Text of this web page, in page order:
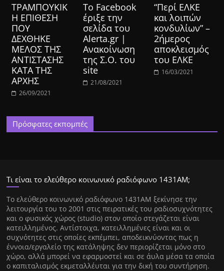
ΤΡΑΜΠΟΥΚΙΚ
Η ΕΠΙΘΕΣΗ
ΠΟΥ
ΔΕΧΘΗΚΕ
ΜΕΛΟΣ ΤΗΣ
ΑΝΤΙΣΤΑΣΗΣ
ΚΑΤΑ ΤΗΣ
ΑΡΧΗΣ
26/09/2021
Το Facebook
έριξε την
σελίδα του
Alerta.gr |
Ανακοίνωση
της Σ.Ο. του
site
21/08/2021
“Περί ΕΛΚΕ
και λοιπών
κονδυλίων” –
2ήμερος
αποκλεισμός
του ΕΛΚΕ
16/03/2021
Πρόσφατες εκπομπές
Τι είναι το ελεύθερο κοινωνικό ραδιόφωνο 1431ΑΜ;
Tο ελεύθερο κοινωνικό ραδιόφωνο 1431AM ξεκίνησε την
λειτουργία του το 2001 στις πειρατικές του ραδιοσυχνότητες
και ο φυσικός χώρος (studio) στον οποίο στεγάζεται είναι
κατειλλημένος. Αντίστοιχα, κατειλλημένες είναι και οι
συχνότητες στις οποίες εκπέμπει, αποδεικνύοντας πως η
έννοια/εργαλείο της κατάληψης δεν περιορίζεται μόνο στο
χώρο, αλλά μπορεί να εφαρμοστεί και σε άυλα μέσα τα οποία
ο καπιταλισμός εκμεταλλέυται για την δική του συντήρηση.